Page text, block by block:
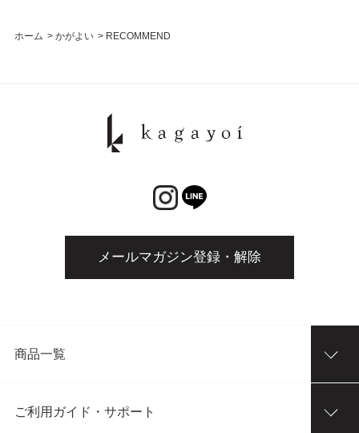
ホーム > かがよい > RECOMMEND
メールマガジン登録・解除
商品一覧
ご利用ガイド・サポート